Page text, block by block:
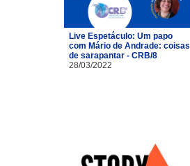
Live Espetáculo: Um papo
com Mário de Andrade: coisas
de sarapantar - CRB/8
28/03/2022